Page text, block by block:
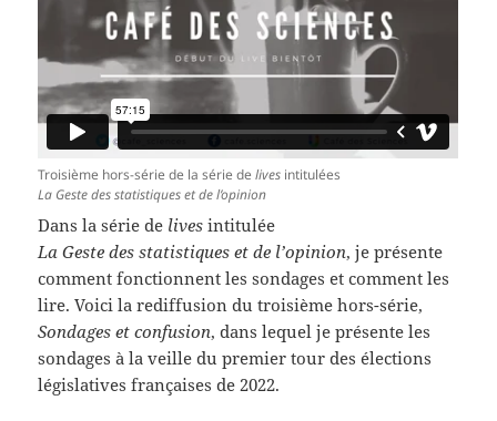
Troisième hors-série de la série delives intitulées
La Geste des statistiques et de l’opinion
Dans la série de lives intitulée
La Geste des statistiques et de l’opinion, je présente
comment fonctionnent les sondages et comment les
lire. Voici la rediffusion du troisième hors-série,
Sondages et confusion, dans lequel je présente les
sondages à la veille du premier tour des élections
législatives françaises de 2022.